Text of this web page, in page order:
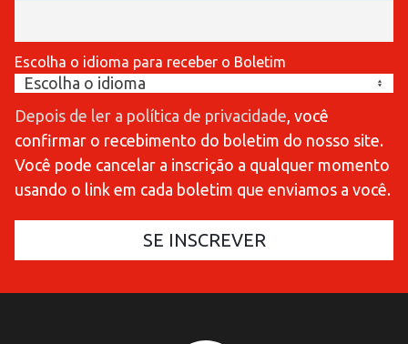
Escolha o idioma para receber o Boletim
Depois de ler a política de privacidade, você
confirmar o recebimento do boletim do nosso site.
Você pode cancelar a inscrição a qualquer momento
usando o link em cada boletim que enviamos a você.